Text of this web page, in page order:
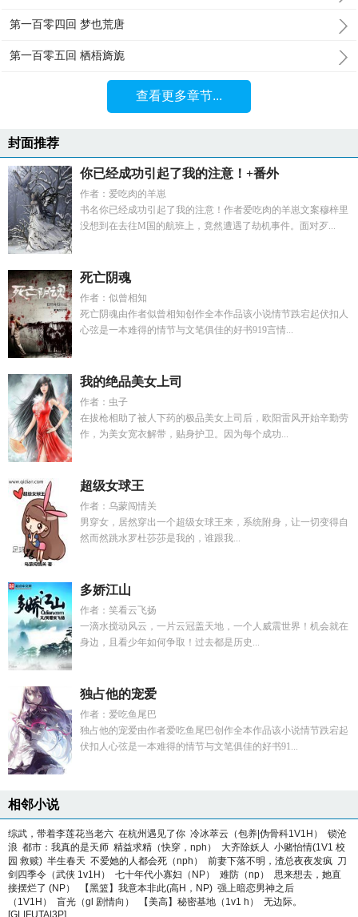
第一百零四回 梦也荒唐
第一百零五回 栖梧旖旎
查看更多章节...
封面推荐
你已经成功引起了我的注意！+番外
作者：爱吃肉的羊崽
书名你已经成功引起了我的注意！作者爱吃肉的羊崽文案穆梓里
没想到在去往M国的航班上，竟然遭遇了劫机事件。面对歹...
死亡阴魂
作者：似曾相知
死亡阴魂由作者似曾相知创作全本作品该小说情节跌宕起伏扣人
心弦是一本难得的情节与文笔俱佳的好书919言情...
我的绝品美女上司
作者：虫子
在拔枪相助了被人下药的极品美女上司后，欧阳雷风开始辛勤劳
作，为美女宽衣解带，贴身护卫。因为每个成功...
超级女球王
作者：乌蒙闯情关
男穿女，居然穿出一个超级女球王来，系统附身，让一切变得自
然而然跳水罗杜莎莎是我的，谁跟我...
多娇江山
作者：笑看云飞扬
一滴水搅动风云，一片云冠盖天地，一个人威震世界！机会就在
身边，且看少年如何争取！过去都是历史...
独占他的宠爱
作者：爱吃鱼尾巴
独占他的宠爱由作者爱吃鱼尾巴创作全本作品该小说情节跌宕起
伏扣人心弦是一本难得的情节与文笔俱佳的好书91...
相邻小说
综武，带着李莲花当老六 在杭州遇见了你 冷冰萃云（包养|伪骨科1V1H）
锁沧
浪 都市：我真的是天师 精益求精（快穿，nph） 大齐除妖人 小赌怡情(1V1 校
园 救赎) 半生春天 不爱她的人都会死（nph） 前妻下落不明，渣总夜夜发疯 刀
剑四季令（武侠 1v1H）
七十年代小寡妇（NP） 难防（np）
思来想去，她直
接摆烂了 (NP）
【黑篮】我意本非此(高H，NP) 强上暗恋男神之后
（1V1H）
盲光（gl 剧情向） 【美高】秘密基地（1v1 h）
无边际。
[GL|FUTA|3P]